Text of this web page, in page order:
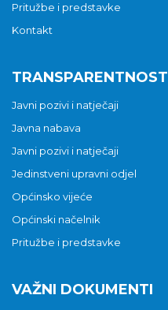
Pritužbe i predstavke
Kontakt
TRANSPARENTNOST
Javni pozivi i natječaji
Javna nabava
Javni pozivi i natječaji
Jedinstveni upravni odjel
Općinsko vijeće
Općinski načelnik
Pritužbe i predstavke
VAŽNI DOKUMENTI